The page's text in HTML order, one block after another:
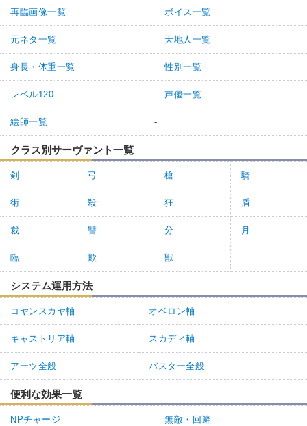
再臨画像一覧 ボイス一覧
元ネタ一覧 天地人一覧
身長・体重一覧 性別一覧
レベル120 声優一覧
絵師一覧 -
クラス別サーヴァント一覧
剣 弓 槍 騎
術 殺 狂 盾
裁 讐 分 月
臨 欺 獣
システム運用方法
コヤンスカヤ軸 オベロン軸
キャストリア軸 スカディ軸
アーツ全般 バスター全般
便利な効果一覧
NPチャージ 無敵・回避